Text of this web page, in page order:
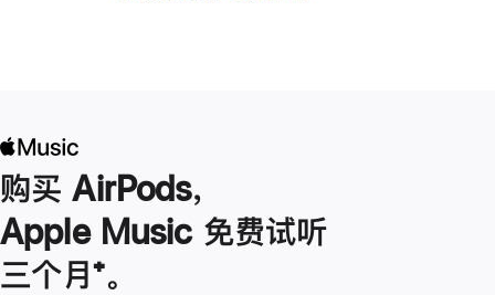
购买 AirPods，
Apple Music 免费试听
三个月脚
⁺。